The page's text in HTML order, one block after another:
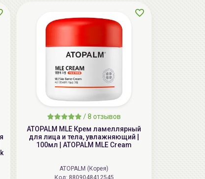
Восстанавливающий крем-
/8 отзывов
ATOPALM MLE Крем ламеллярный
для лица и тела, увлажняющий |
100мл | ATOPALM MLE Cream
ATOPALM (Корея)
Код: 8809048412545